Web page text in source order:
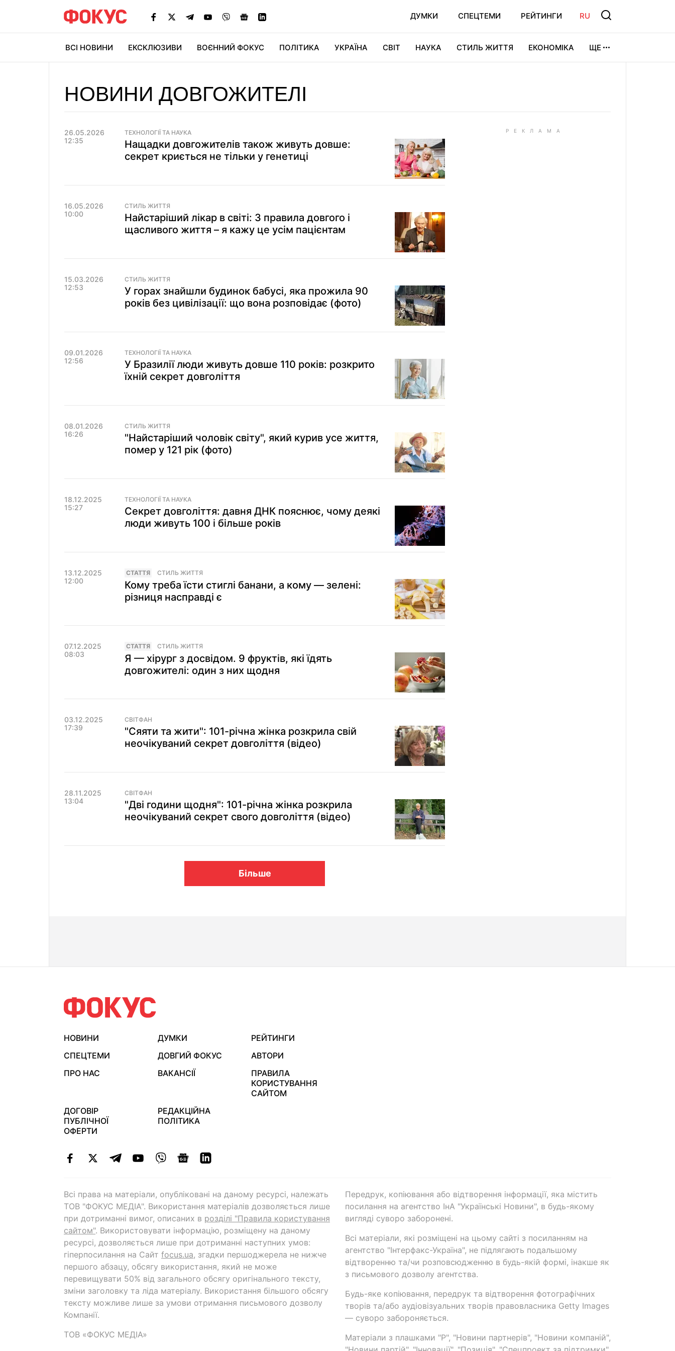
ДУМКИ СПЕЦТЕМИ РЕЙТИНГИ RU
ВСІ НОВИНИ ЕКСКЛЮЗИВИ ВОЄННИЙ ФОКУС ПОЛІТИКА УКРАЇНА СВІТ НАУКА СТИЛЬ ЖИТТЯ ЕКОНОМІКА ЩЕ
НОВИНИ ДОВГОЖИТЕЛІ
26.05.2026
12:35
ТЕХНОЛОГІЇ ТА НАУКА
Нащадки довгожителів також живуть довше:
секрет криється не тільки у генетиці
16.05.2026
10:00
СТИЛЬ ЖИТТЯ
Найстаріший лікар в світі: 3 правила довгого і
щасливого життя – я кажу це усім пацієнтам
15.03.2026
12:53
СТИЛЬ ЖИТТЯ
У горах знайшли будинок бабусі, яка прожила 90
років без цивілізації: що вона розповідає (фото)
09.01.2026
12:56
ТЕХНОЛОГІЇ ТА НАУКА
У Бразилії люди живуть довше 110 років: розкрито
їхній секрет довголіття
08.01.2026
16:26
СТИЛЬ ЖИТТЯ
"Найстаріший чоловік світу", який курив усе життя,
помер у 121 рік (фото)
18.12.2025
15:27
ТЕХНОЛОГІЇ ТА НАУКА
Секрет довголіття: давня ДНК пояснює, чому деякі
люди живуть 100 і більше років
13.12.2025
12:00
СТАТТЯ СТИЛЬ ЖИТТЯ
Кому треба їсти стиглі банани, а кому — зелені:
різниця насправді є
07.12.2025
08:03
СТАТТЯ СТИЛЬ ЖИТТЯ
Я — хірург з досвідом. 9 фруктів, які їдять
довгожителі: один з них щодня
03.12.2025
17:39
СВІТФАН
"Сяяти та жити": 101-річна жінка розкрила свій
неочікуваний секрет довголіття (відео)
28.11.2025
13:04
СВІТФАН
"Дві години щодня": 101-річна жінка розкрила
неочікуваний секрет свого довголіття (відео)
Більше
НОВИНИ ДУМКИ
РЕЙТИНГИ
СПЕЦТЕМИ
ДОВГИЙ ФОКУС
АВТОРИ
ПРО НАС
ВАКАНСІЇ
ПРАВИЛА
КОРИСТУВАННЯ
САЙТОМ
ДОГОВІР
ПУБЛІЧНОЇ
ОФЕРТИ
РЕДАКЦІЙНА
ПОЛІТИКА
Всі права на матеріали, опубліковані на даному ресурсі, належать
ТОВ "ФОКУС МЕДІА". Використання матеріалів дозволяється лише
при дотриманні вимог, описаних в розділі "Правила користування
сайтом". Використовувати інформацію, розміщену на даному
ресурсі, дозволяється лише при дотриманні наступних умов:
гіперпосилання на Cайт focus.ua, згадки першоджерела не нижче
першого абзацу, обсягу використання, який не може
перевищувати 50% від загального обсягу оригінального тексту,
зміни заголовку та ліда матеріалу. Використання більшого обсягу
тексту можливе лише за умови отримання письмового дозволу
Компанії.
ТОВ «ФОКУС МЕДІА»
Передрук, копіювання або відтворення інформації, яка містить
посилання на агентство ІнА "Українські Новини", в будь-якому
вигляді суворо заборонені.
Всі матеріали, які розміщені на цьому сайті з посиланням на
агентство "Інтерфакс-Україна", не підлягають подальшому
відтворенню та/чи розповсюдженню в будь-якій формі, інакше як
з письмового дозволу агентства.
Будь-яке копіювання, передрук та відтворення фотографічних
творів та/або аудіовізуальних творів правовласника Getty Images
— суворо забороняється.
Матеріали з плашками "Р", "Новини партнерів", "Новини компаній",